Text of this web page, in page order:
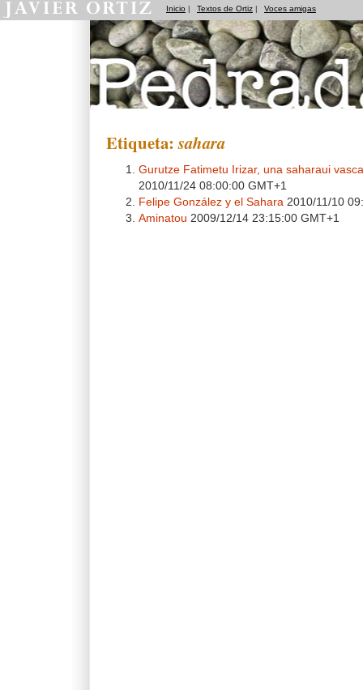
Inicio | Textos de Ortiz | Voces amigas
Etiqueta:sahara
Gurutze Fatimetu Irizar, una saharaui
2010/11/24 08:00:00 GMT+1
Felipe González y el Sahara 2010/11/10
Aminatou 2009/12/14 23:15:00 GMT+1